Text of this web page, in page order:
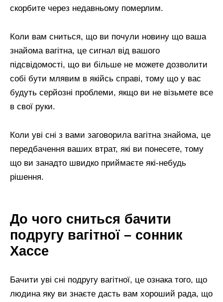
скорбите через недавньому померлим.
Коли вам сниться, що ви почули новину що ваша
знайома вагітна, це сигнал від вашого
підсвідомості, що ви більше не можете дозволити
собі бути млявим в якійсь справі, тому що у вас
будуть серйозні проблеми, якщо ви не візьмете все
в свої руки.
Коли уві сні з вами заговорила вагітна знайома, це
передбачення ваших втрат, які ви понесете, тому
що ви занадто швидко приймаєте які-небудь
рішення.
До чого сниться бачити
подругу вагітної – сонник
Хассе
Бачити уві сні подругу вагітної, це ознака того, що
людина яку ви знаєте дасть вам хороший рада, що